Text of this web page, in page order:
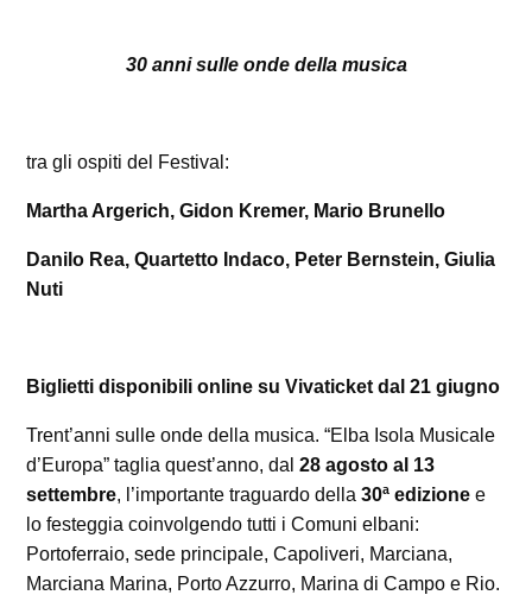
30 anni sulle onde della musica
tra gli ospiti del Festival:
Martha Argerich, Gidon Kremer, Mario Brunello
Danilo Rea, Quartetto Indaco, Peter Bernstein, Giulia
Nuti
Biglietti disponibili online su Vivaticket dal 21 giugno
Trent’anni sulle onde della musica. “Elba Isola Musicale
d’Europa” taglia quest’anno, dal28 agosto al 13
settembre, l’importante traguardo della30ª edizione e
lo festeggia coinvolgendo tutti i Comuni elbani:
Portoferraio, sede principale, Capoliveri, Marciana,
Marciana Marina, Porto Azzurro, Marina di Campo e Rio.